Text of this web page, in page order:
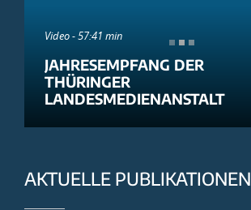
Video - 57:41 min
JAHRESEMPFANG DER
THÜRINGER
LANDESMEDIENANSTALT
AKTUELLE PUBLIKATIONEN